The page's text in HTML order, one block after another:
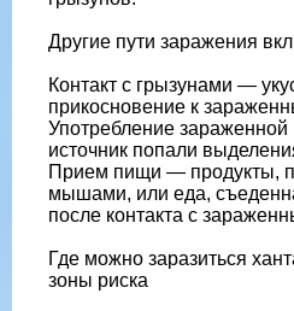
Другие пути заражения
Контакт с грызунами —
прикосновение к
Употребление
источник попали
Прием пищи — продукты,
мышами, или еда,
после контакта с
Где можно заразиться
зоны риска